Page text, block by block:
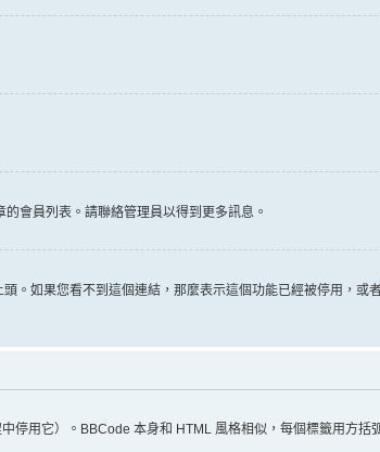
會員列表。請聯絡管理員以得到更多訊息。
。如果您看不到這個連結，那麼表示這個功能已經被停用，
用它）。BBCode 本身和 HTML 風格相似，每個標籤用方